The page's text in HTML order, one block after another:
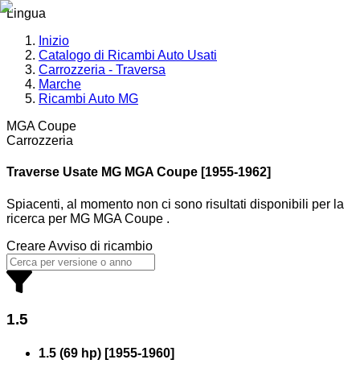
Lingua
Inizio
Catalogo di Ricambi Auto Usati
Carrozzeria - Traversa
Marche
Ricambi Auto MG
MGA Coupe
Carrozzeria
Traverse Usate MG MGA Coupe [1955-1962]
Spiacenti, al momento non ci sono risultati disponibili per la
ricerca per MG MGA Coupe .
Creare Avviso di ricambio
1.5
1.5 (69 hp) [1955-1960]